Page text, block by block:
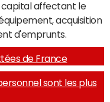
affectant le
acquisition
d'emprunts.
de France
sont les plus